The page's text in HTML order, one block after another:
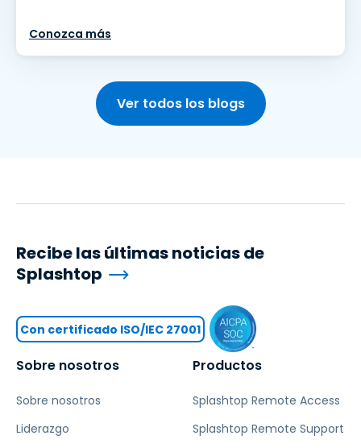
Conozca más
Ver todos los blogs
Sobre nosotros
Sobre nosotros
Liderazgo
Productos
Splashtop Remote Access
Splashtop Remote Support
Recibe las últimas noticias de
Splashtop
Con certificado ISO/IEC 27001